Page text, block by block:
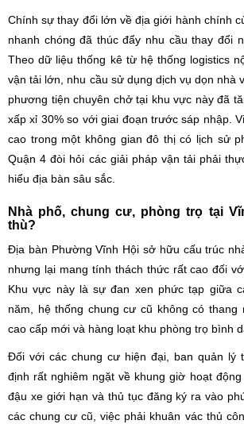
Chính sự thay đổi lớn về địa giới hành chính
nhanh chóng đã thúc đẩy nhu cầu thay đổi
Theo dữ liệu thống kê từ hệ thống logistics
vận tải lớn, nhu cầu sử dụng dịch vụ dọn nhà
phương tiện chuyên chở tại khu vực này đã
xấp xỉ 30% so với giai đoạn trước sáp nhập.
cao trong một không gian đô thị có lịch sử
Quận 4 đòi hỏi các giải pháp vận tải phải
hiểu địa bàn sâu sắc.
Nhà phố, chung cư, phòng trọ tại
thù?
Địa bàn Phường Vĩnh Hội sở hữu cấu trúc
nhưng lại mang tính thách thức rất cao đối
Khu vực này là sự đan xen phức tạp giữa
năm, hệ thống chung cư cũ không có thang
cao cấp mới và hàng loạt khu phòng trọ bình
Đối với các chung cư hiện đại, ban quản lý
định rất nghiêm ngặt về khung giờ hoạt
đậu xe giới hạn và thủ tục đăng ký ra vào
các chung cư cũ, việc phải khuân vác thủ